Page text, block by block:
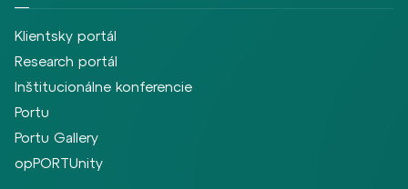
Klientsky portál
Research portál
Inštitucionálne konferencie
Portu
Portu Gallery
opPORTUnity